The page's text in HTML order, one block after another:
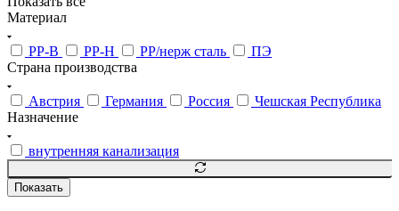
Материал
PP-B PP-H PP/нерж сталь
ПЭ
Страна производства
Австрия Германия Россия
Чешская Республика
Назначение
внутренняя канализация
Показать